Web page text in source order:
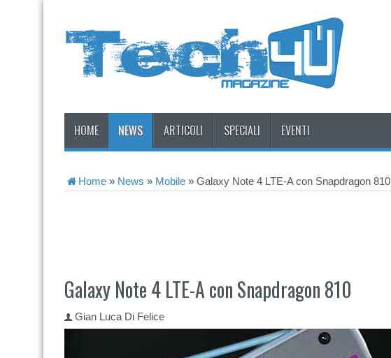
HOME NEWS ARTICOLI SPECIALI EVENTI
Home » News » Mobile » Galaxy Note 4 LTE-A con Snapdragon 810
Galaxy Note 4 LTE-A con Snapdragon 810
Gian Luca Di Felice